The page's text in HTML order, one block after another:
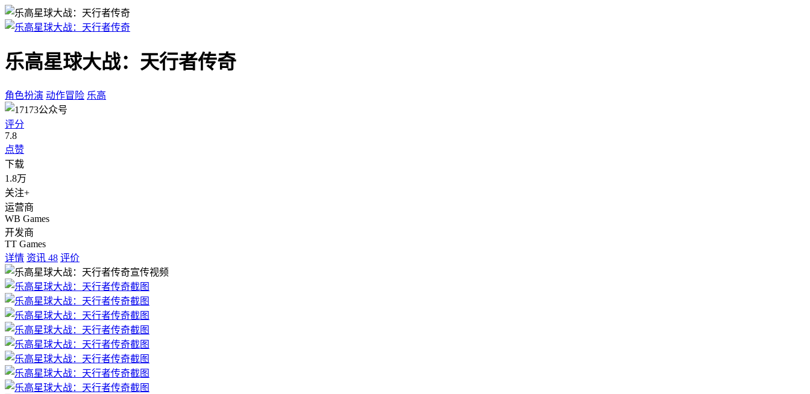
乐高星球大战：天行者传奇
角色扮演 动作冒险 乐高
评分
7.8
点赞
下载
1.8万
关注+
运营商
WB Games
开发商
TT Games
详情 资讯 48 评价